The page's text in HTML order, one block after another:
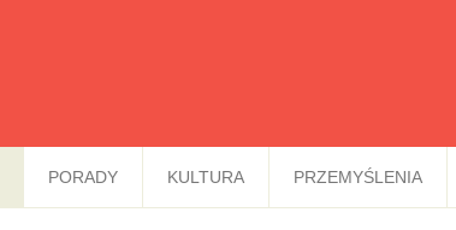
PORADY KULTURA PRZEMYŚLENIA